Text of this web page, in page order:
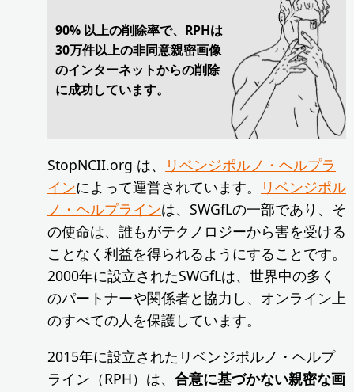
90% 以上の削除率で、RPHは
30万件以上の非同意親密画像
のインターネットからの削除
に成功しています。
StopNCII.org は、
リベンジポルノ・ヘルプラ
インによって運営されています。
リベンジポル
ノ・ヘルプラインは、SWGfLの一部であり、そ
の使命は、誰もがテクノロジーから害を受ける
ことなく利益を得られるようにすることです。
2000年に設立されたSWGfLは、世界中の多く
のパートナーや関係者と協力し、オンライン上
のすべての人を保護しています。
2015年に設立されたリベンジポルノ・ヘルプ
ライン（RPH）は、 合意に基づかない親密な画